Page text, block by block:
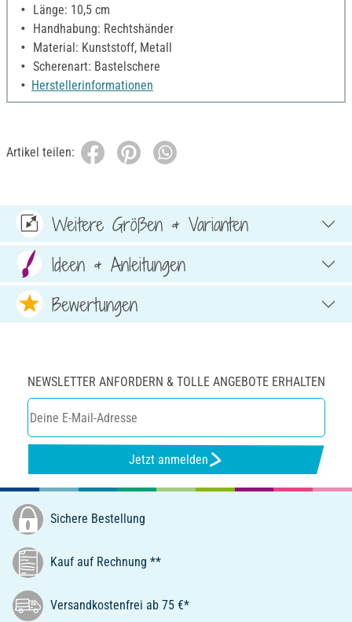
Länge: 10,5 cm
Handhabung: Rechtshänder
Material: Kunststoff, Metall
Scherenart: Bastelschere
Herstellerinformationen
Artikel teilen:
Weitere Größen & Varianten
Ideen & Anleitungen
Bewertungen
NEWSLETTER ANFORDERN & TOLLE ANGEBOTE ERHALTEN
Jetzt anmelden
Sichere Bestellung
Kauf auf Rechnung **
Versandkostenfrei ab 75 €*